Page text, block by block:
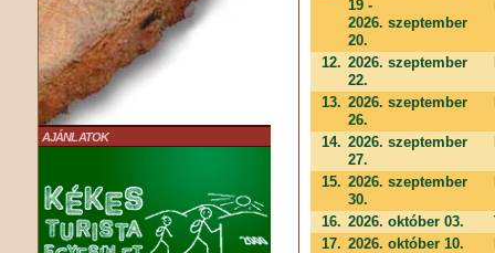
AJÁNLATOK
19 -
2026. szeptember
20.
12. 2026. szeptember
22.
13. 2026. szeptember
26.
14. 2026. szeptember
27.
15. 2026. szeptember
30.
16. 2026. október 03.
17. 2026. október 10.